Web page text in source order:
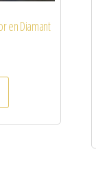
en Diamant